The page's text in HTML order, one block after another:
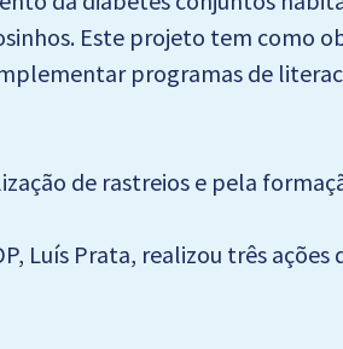
Este projeto tem como
programas de
de rastreios e pela
Luís Prata, realizou três